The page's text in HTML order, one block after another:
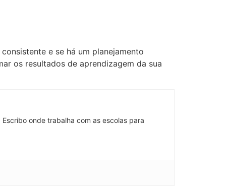
e se há um planejamento
os resultados de aprendizagem da sua
onde trabalha com as escolas para